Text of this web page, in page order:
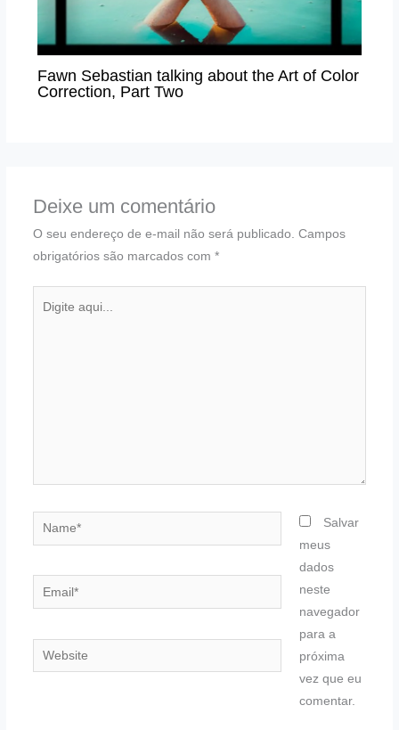
Fawn Sebastian talking about the Art of Color
Correction, Part Two
Deixe um comentário
O seu endereço de e-mail não será publicado. Campos
obrigatórios são marcados com *
Name*
Email*
Website
Salvar
meus
dados
neste
navegador
para a
próxima
vez que eu
comentar.